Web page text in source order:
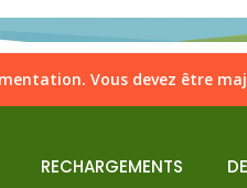
Vous devez être
RECHARGEMENTS